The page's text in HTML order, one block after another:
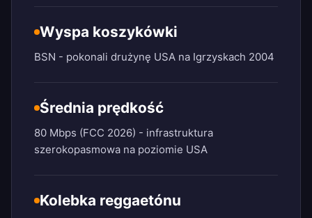
Wyspa koszykówki
BSN - pokonali drużynę USA na Igrzyskach 2004
Średnia prędkość
80 Mbps (FCC 2026) - infrastruktura
szerokopasmowa na poziomie USA
Kolebka reggaetónu